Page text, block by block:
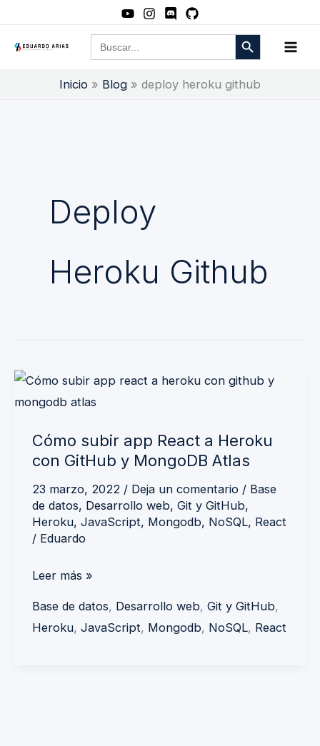
contenido
Buscar: Botón de búsqueda
Inicio Blog deploy heroku github
Deploy
Heroku Github
Cómo subir app React a Heroku
con GitHub y MongoDB Atlas
23 marzo, 2022 / Deja un comentario / Base
de datos, Desarrollo web, Git y GitHub,
Heroku, JavaScript, Mongodb, NoSQL, React
/ Eduardo
Cómo
subir
React
a
Heroku
con
GitHub
MongoDB
Leer más »
Base de datos, Desarrollo web, Git y GitHub,
Heroku, JavaScript, Mongodb, NoSQL, React